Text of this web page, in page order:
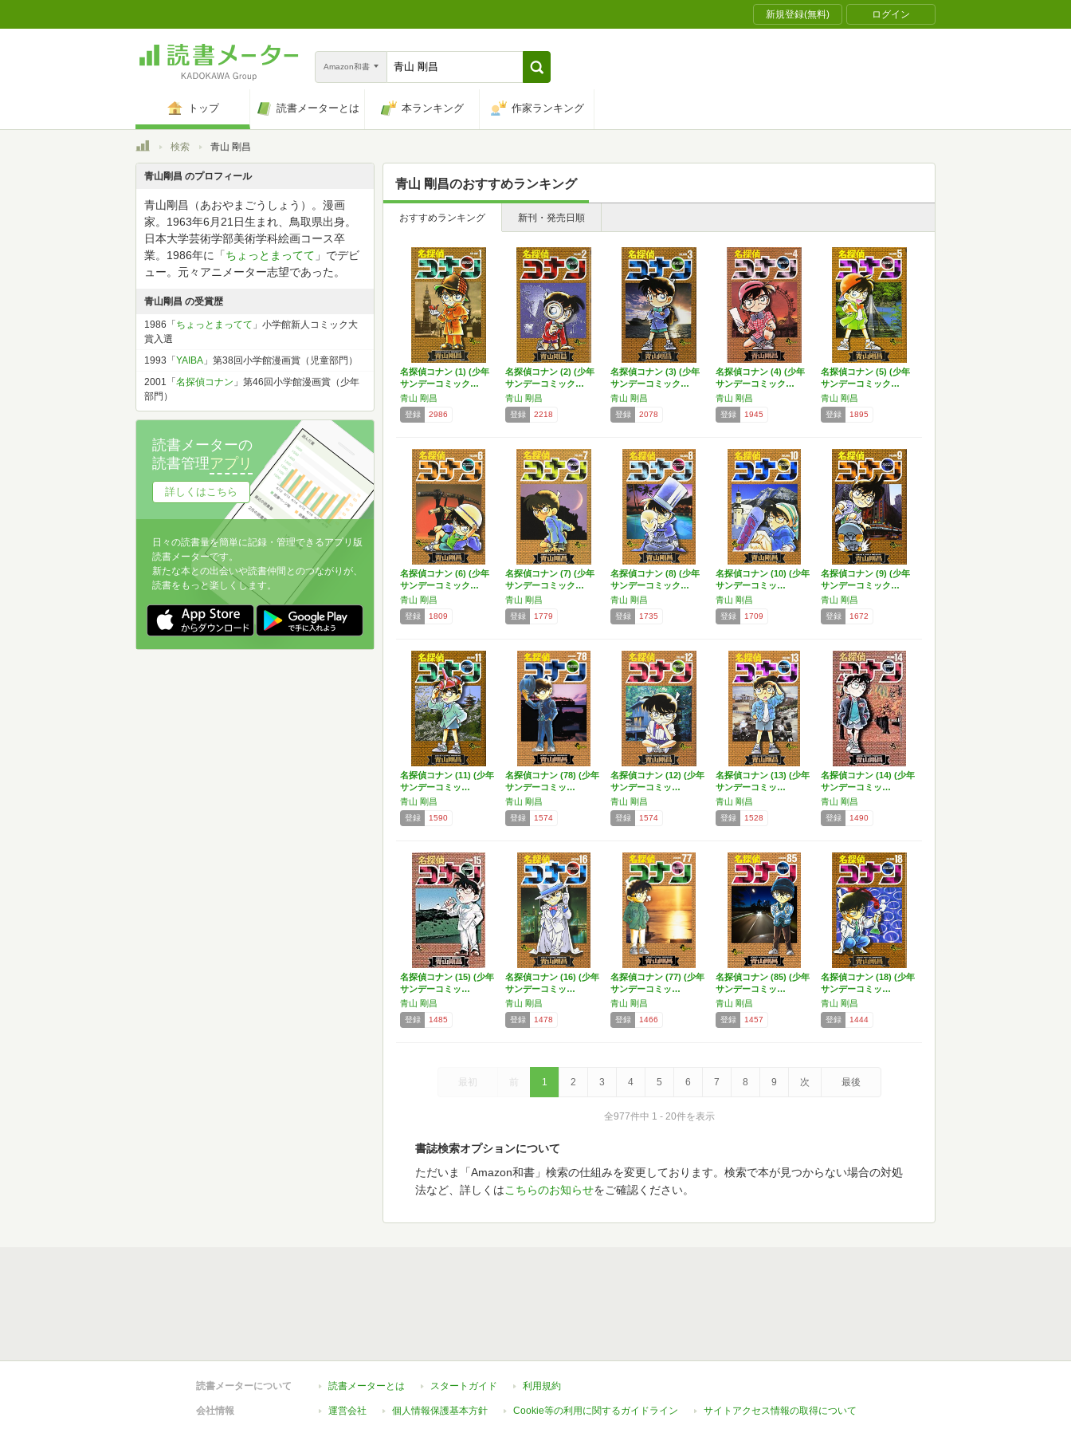
新規登録(無料) ログイン
Amazon和書
トップ 読書メーターとは 本ランキング 作家ランキング
トップ検索 青山 剛昌
青山 剛昌のおすすめランキング
おすすめランキング 新刊・発売日順
名探偵コナン (1) (少年
サンデーコミック…
青山 剛昌
登録 2986
名探偵コナン (2) (少年
サンデーコミック…
青山 剛昌
登録 2218
名探偵コナン (3) (少年
サンデーコミック…
青山 剛昌
登録 2078
名探偵コナン (4) (少年
サンデーコミック…
青山 剛昌
登録 1945
名探偵コナン (5) (少年
サンデーコミック…
青山 剛昌
登録 1895
名探偵コナン (6) (少年
サンデーコミック…
青山 剛昌
登録 1809
名探偵コナン (7) (少年
サンデーコミック…
青山 剛昌
登録 1779
名探偵コナン (8) (少年
サンデーコミック…
青山 剛昌
登録 1735
名探偵コナン (10) (少年
サンデーコミッ…
青山 剛昌
登録 1709
名探偵コナン (9) (少年
サンデーコミック…
青山 剛昌
登録 1672
名探偵コナン (11) (少年
サンデーコミッ…
青山 剛昌
登録 1590
名探偵コナン (78) (少年
サンデーコミッ…
青山 剛昌
登録 1574
名探偵コナン (12) (少年
サンデーコミッ…
青山 剛昌
登録 1574
名探偵コナン (13) (少年
サンデーコミッ…
青山 剛昌
登録 1528
名探偵コナン (14) (少年
サンデーコミッ…
青山 剛昌
登録 1490
名探偵コナン (15) (少年
サンデーコミッ…
青山 剛昌
登録 1485
名探偵コナン (16) (少年
サンデーコミッ…
青山 剛昌
登録 1478
名探偵コナン (77) (少年
サンデーコミッ…
青山 剛昌
登録 1466
名探偵コナン (85) (少年
サンデーコミッ…
青山 剛昌
登録 1457
名探偵コナン (18) (少年
サンデーコミッ…
青山 剛昌
登録 1444
最初 前 1 2 3 4 5 6 7 8 9 次 最後
全977件中 1 - 20件を表示
書誌検索オプションについて
ただいま「Amazon和書」検索の仕組みを変更しております。検索で本が見つからない場合の対処
法など、詳しくはこちらのお知らせをご確認ください。
青山剛昌 のプロフィール
青山剛昌（あおやまごうしょう）。漫画
家。1963年6月21日生まれ、鳥取県出身。
日本大学芸術学部美術学科絵画コース卒
業。1986年に「ちょっとまってて 」でデビ
ュー。元々アニメーター志望であった。
青山剛昌 の受賞歴
1986「 ちょっとまってて 」小学館新人コミック大
賞入選
1993「 YAIBA 」第38回小学館漫画賞（児童部門）
2001「 名探偵コナン 」第46回小学館漫画賞（少年
部門）
読書メーターの
読書管理アプリ
詳しくはこちら
日々の読書量を簡単に記録・管理できるアプリ版
読書メーターです。
新たな本との出会いや読書仲間とのつながりが、
読書をもっと楽しくします。
読書メーターについて 読書メーターとは スタートガイド 利用規約
会社情報 運営会社 個人情報保護基本方針 Cookie等の利用に関するガイドライン サイトアクセス情報の取得について